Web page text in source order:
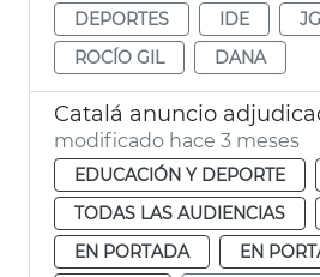
DEPORTES
IDE
ROCÍO GIL
DANA
modificado hace 3 meses
EDUCACIÓN Y DEPORTE
TODAS LAS AUDIENCIAS
EN PORTADA
EN